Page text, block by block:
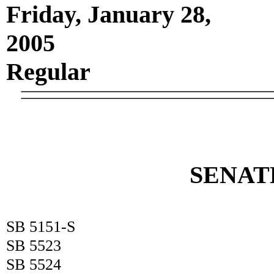
Friday, January 28,
2005
Regular
SB 5151-S
SB 5523
SB 5524